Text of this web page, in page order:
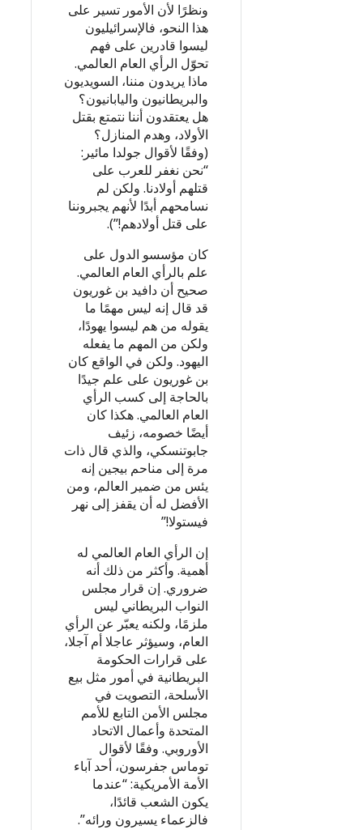
ونظرًا لأن الأمور تسير على
هذا النحو، فالإسرائيليون
ليسوا قادرين على فهم
تحوّل الرأي العام العالمي.
ماذا يريدون مننا، السويديون
والبريطانيون واليابانيون؟
هل يعتقدون أننا نتمتع بقتل
الأولاد، وهدم المنازل؟
(وفقًا لأقوال جولدا مائير:
“نحن نغفر للعرب على
قتلهم أولادنا. ولكن لم
نسامحهم أبدًا لأنهم يجبروننا
على قتل أولادهم!”).
كان مؤسسو الدول على
علم بالرأي العام العالمي.
صحيح أن دافيد بن غوريون
قد قال إنه ليس مهمًا ما
يقوله من هم ليسوا يهودًا،
ولكن من المهم ما يفعله
اليهود. ولكن في الواقع كان
بن غوريون على علم جيدًا
بالحاجة إلى كسب الرأي
العام العالمي. هكذا كان
أيضًا خصومه، زئيف
جابوتنسكي، والذي قال ذات
مرة إلى مناحم بيجين إنه
يئس من ضمير العالم، ومن
الأفضل له أن يقفز إلى نهر
فيستولا!”
إن الرأي العام العالمي له
أهمية. وأكثر من ذلك أنه
ضروري. إن قرار مجلس
النواب البريطاني ليس
ملزمًا، ولكنه يعبّر عن الرأي
العام، وسيؤثر عاجلا أم آجلا،
على قرارات الحكومة
البريطانية في أمور مثل بيع
الأسلحة، التصويت في
مجلس الأمن التابع للأمم
المتحدة وأعمال الاتحاد
الأوروبي. وفقًا لأقوال
توماس جفرسون، أحد آباء
الأمة الأمريكية: “عندما
يكون الشعب قائدًا،
فالزعماء يسيرون ورائه”.